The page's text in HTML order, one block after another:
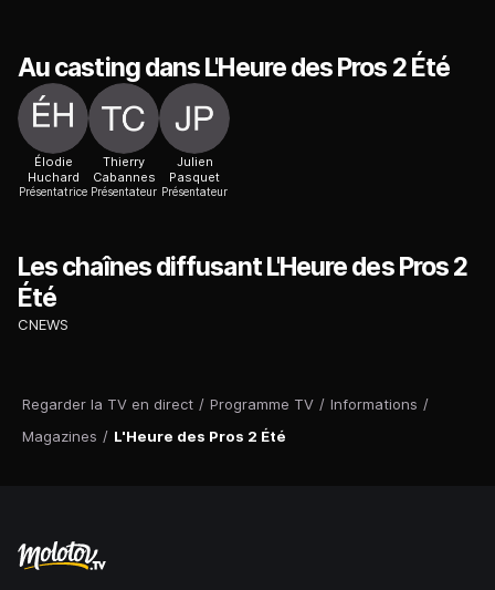
Regarder la TV en direct / Programme TV / Informations /
Magazines / L'Heure des Pros 2 Été
Au casting dans L'Heure des Pros 2 Été
Élodie
Huchard
Présentatrice
Thierry
Cabannes
Présentateur
Julien
Pasquet
Présentateur
Les chaînes diffusant L'Heure des Pros 2
Été
CNEWS